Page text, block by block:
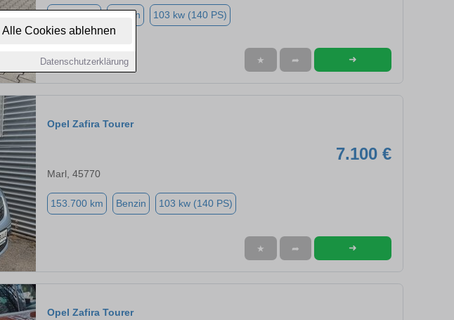
Alle Cookies ablehnen
Datenschutzerklärung
Benzin 103 kw (140 PS)
★ ➦ ➜
Opel Zafira Tourer
7.100 €
Marl, 45770
153.700 km Benzin 103 kw (140 PS)
★ ➦ ➜
Opel Zafira Tourer